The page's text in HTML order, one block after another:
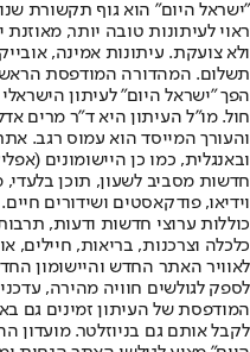
"ישראל היום" הוא גוף תקשורת
ראוי לעיתונות טובה יותר,
ולא צועקת. עיתונות אמינה,
הפך "ישראל היום" לעיתון
חול. מו"ל העיתון היא ד"ר מרים
והעורך המייסד הוא עמוס רגב.
חדשות מסביב לשעון, תוכן בלעדי,
וידיאו, פודקאסטים ושידורים
כוללות ערוצי חדשות ודעות, תרבות
לאוויר האתר החדש והיישומון
לספק לגולשים חוויה מהירה,
המודפסת של העיתון זמינים גם
לקבל אותם גם בניוזלטר. מועדון